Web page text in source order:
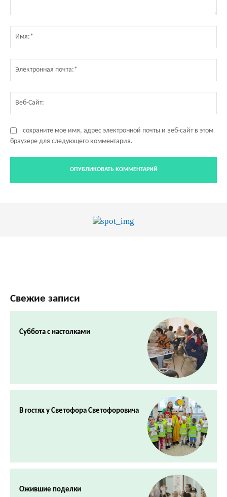
сохраните мое имя, адрес электронной почты и веб-сайт в этом
браузере для следующего комментария.
Свежие записи
Суббота с настолками
В гостях у Светофора Светофоровича
Ожившие поделки